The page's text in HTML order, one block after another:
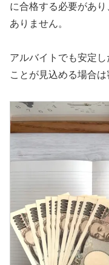
に合格する必要があ
ありません。
アルバイトでも安定
ことが見込める場合は